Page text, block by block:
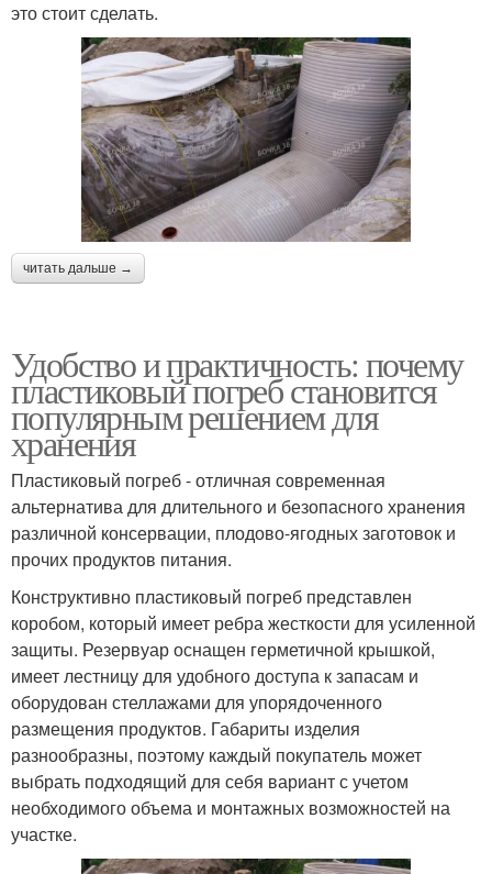
это стоит сделать.
читать дальше →
Удобство и практичность: почему
пластиковый погреб становится
популярным решением для
хранения
Пластиковый погреб - отличная современная
альтернатива для длительного и безопасного хранения
различной консервации, плодово-ягодных заготовок и
прочих продуктов питания.
Конструктивно пластиковый погреб представлен
коробом, который имеет ребра жесткости для усиленной
защиты. Резервуар оснащен герметичной крышкой,
имеет лестницу для удобного доступа к запасам и
оборудован стеллажами для упорядоченного
размещения продуктов. Габариты изделия
разнообразны, поэтому каждый покупатель может
выбрать подходящий для себя вариант с учетом
необходимого объема и монтажных возможностей на
участке.